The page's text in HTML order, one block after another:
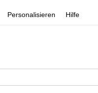
Personalisieren Hilfe